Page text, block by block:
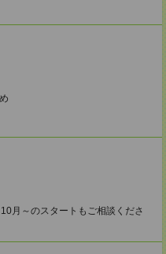
月～のスタートもご相談くださ